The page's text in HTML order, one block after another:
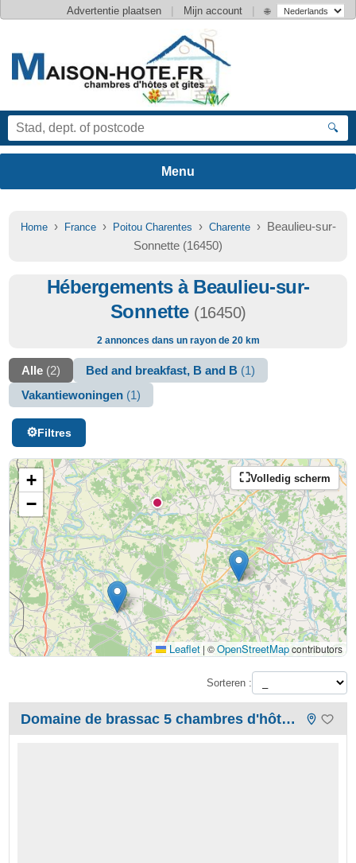
Advertentie plaatsen | Mijn account | 🌐
🔍
Home› France› Poitou Charentes › Charente› Beaulieu-sur-
Sonnette (16450)
Hébergements à Beaulieu-sur-
Sonnette (16450)
2 annonces dans un rayon de 20 km
Alle (2) Bed and breakfast, B and B (1)
Vakantiewoningen (1)
Filtres
Volledig scherm
+
−
Leaflet | ©OpenStreetMapcontributors
Sorteren :
Domaine de brassac 5 chambres d'hôtes et 2 gites